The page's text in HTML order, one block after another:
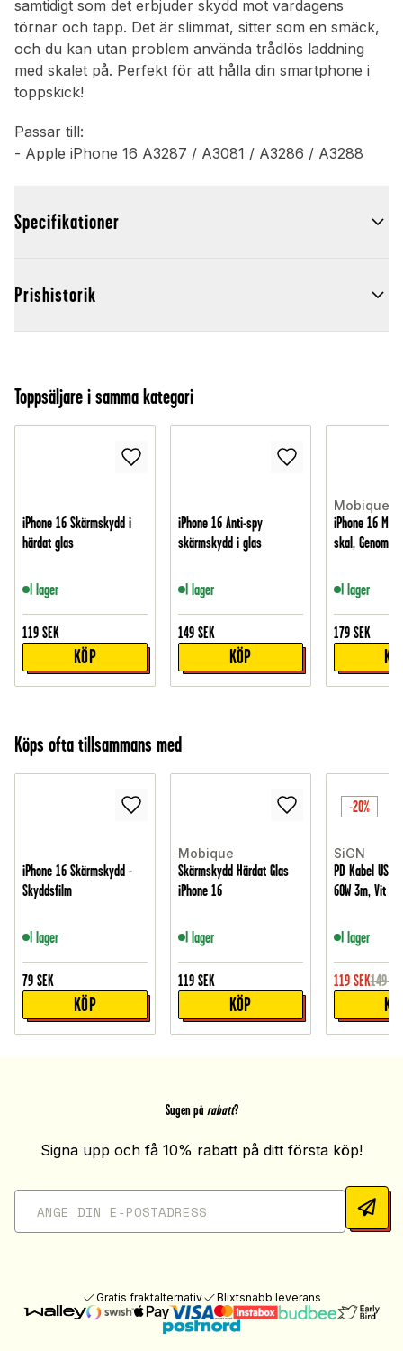
samtidigt som det erbjuder skydd mot vardagens
törnar och tapp. Det är slimmat, sitter som en smäck,
och du kan utan problem använda trådlös laddning
med skalet på. Perfekt för att hålla din smartphone i
toppskick!
Passar till:
- Apple iPhone 16 A3287 / A3081 / A3286 / A3288
Specifikationer
Prishistorik
Toppsäljare i samma kategori
iPhone 16 Skärmskydd i
härdat glas
I lager
119 SEK
KÖP
iPhone 16 Anti-spy
skärmskydd i glas
I lager
149 SEK
KÖP
Mobique
iPhone 16
skal,
I lager
179 SEK
Köps ofta tillsammans med
iPhone 16 Skärmskydd -
Skyddsfilm
I lager
79 SEK
KÖP
Mobique
Skärmskydd Härdat Glas
iPhone 16
I lager
119 SEK
KÖP
-20%
SiGN
PD Kabel
60W 3m, Vit
I lager
119 SEK149
Sugen på rabatt?
Signa upp och få 10% rabatt på ditt första köp!
Gratis fraktalternativ Blixtsnabb leverans